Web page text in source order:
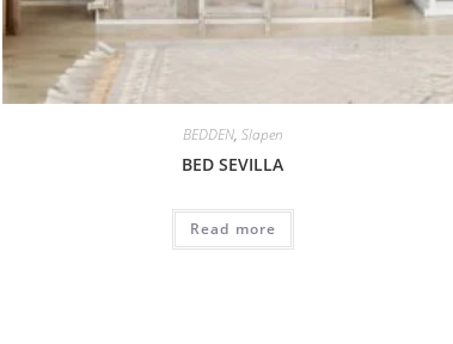
BEDDEN, Slapen
BED SEVILLA
Read more